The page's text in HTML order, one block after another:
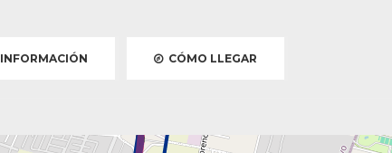
INFORMACIÓN CÓMO LLEGAR